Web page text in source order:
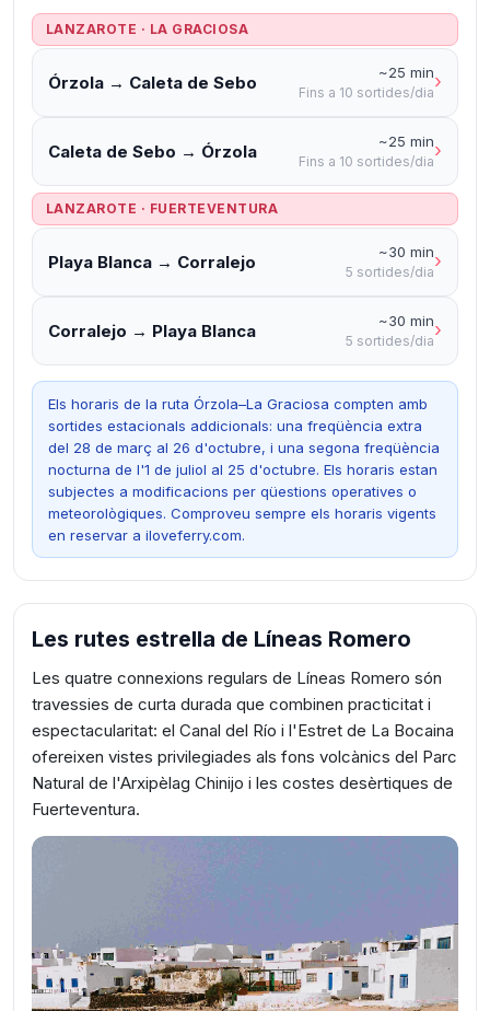
LANZAROTE · LA GRACIOSA
Órzola → Caleta de Sebo ~25 min
Fins a 10 sortides/dia›
Caleta de Sebo → Órzola ~25 min
Fins a 10 sortides/dia›
LANZAROTE · FUERTEVENTURA
Playa Blanca → Corralejo ~30 min
5 sortides/dia›
Corralejo → Playa Blanca ~30 min
5 sortides/dia›
Els horaris de la ruta Órzola–La Graciosa compten amb
sortides estacionals addicionals: una freqüència extra
del 28 de març al 26 d'octubre, i una segona freqüència
nocturna de l'1 de juliol al 25 d'octubre. Els horaris estan
subjectes a modificacions per qüestions operatives o
meteorològiques. Comproveu sempre els horaris vigents
en reservar a iloveferry.com.
Les rutes estrella de Líneas Romero
Les quatre connexions regulars de Líneas Romero són
travessies de curta durada que combinen practicitat i
espectacularitat: el Canal del Río i l'Estret de La Bocaina
ofereixen vistes privilegiades als fons volcànics del Parc
Natural de l'Arxipèlag Chinijo i les costes desèrtiques de
Fuerteventura.